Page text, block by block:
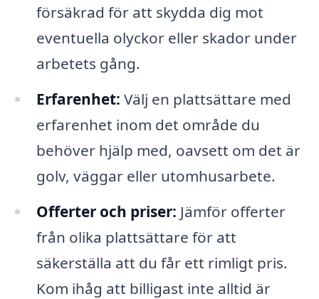
försäkrad för att skydda dig mot
eventuella olyckor eller skador under
arbetets gång.
Erfarenhet: Välj en plattsättare med
erfarenhet inom det område du
behöver hjälp med, oavsett om det är
golv, väggar eller utomhusarbete.
Offerter och priser: Jämför offerter
från olika plattsättare för att
säkerställa att du får ett rimligt pris.
Kom ihåg att billigast inte alltid är